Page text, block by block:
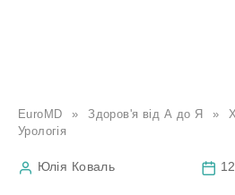
EuroMD » Здоров'я від А до Я »
Урологія
Юлія Коваль